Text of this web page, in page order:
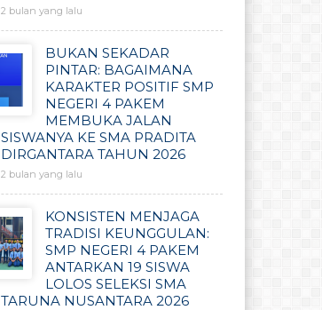
2 bulan yang lalu
BUKAN SEKADAR
PINTAR: BAGAIMANA
KARAKTER POSITIF SMP
NEGERI 4 PAKEM
MEMBUKA JALAN
SISWANYA KE SMA PRADITA
DIRGANTARA TAHUN 2026
2 bulan yang lalu
KONSISTEN MENJAGA
TRADISI KEUNGGULAN:
SMP NEGERI 4 PAKEM
ANTARKAN 19 SISWA
LOLOS SELEKSI SMA
TARUNA NUSANTARA 2026